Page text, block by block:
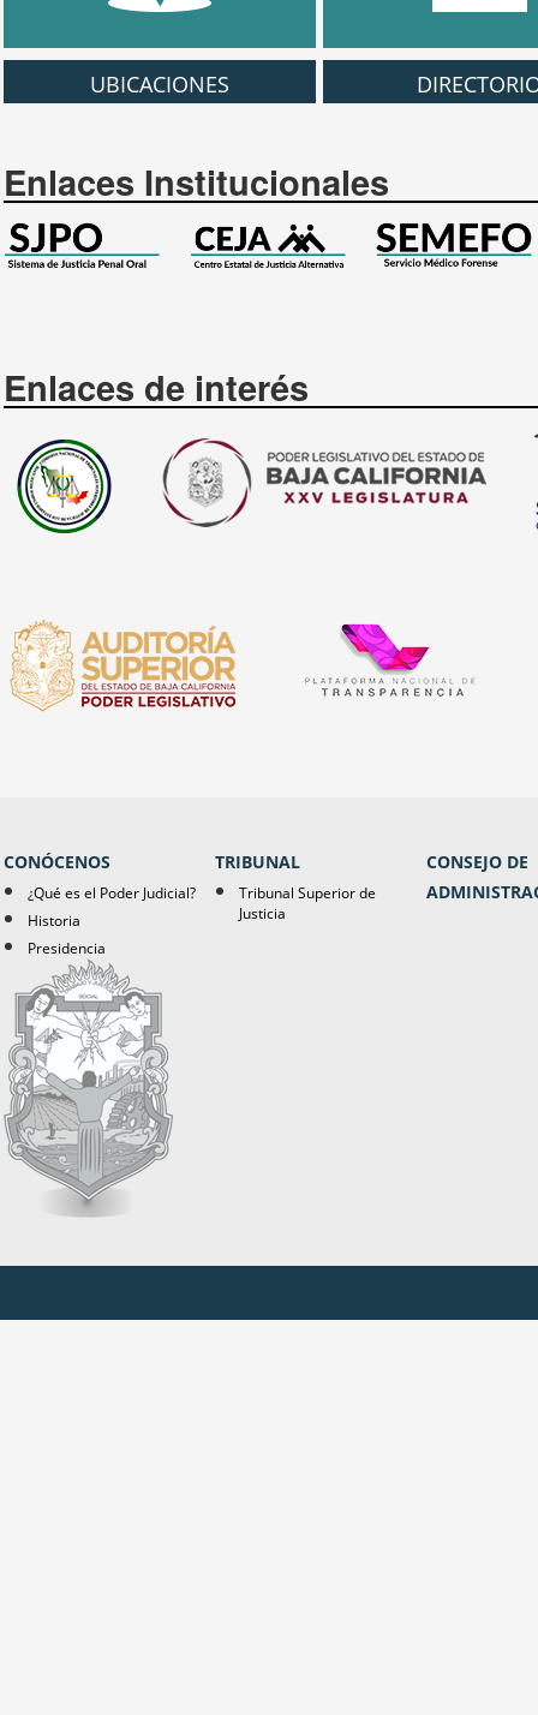
UBICACIONES
Enlaces Institucionales
Enlaces de interés
CONÓCENOS
¿Qué es el Poder Judicial?
Historia
Presidencia
TRIBUNAL
Tribunal Superior de
Justicia
CONSEJO DE